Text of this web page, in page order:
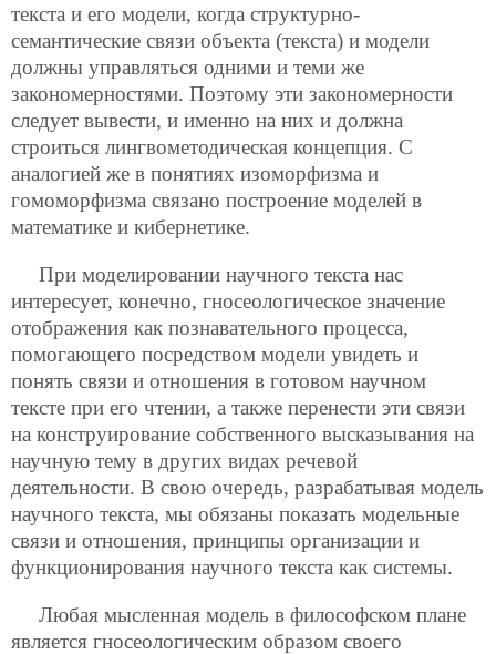
текста и его модели, когда структурно-
семантические связи объекта (текста) и модели
должны управляться одними и теми же
закономерностями. Поэтому эти закономерности
следует вывести, и именно на них и должна
строиться лингвометодическая концепция. С
аналогией же в понятиях изоморфизма и
гомоморфизма связано построение моделей в
математике и кибернетике.
При моделировании научного текста нас
интересует, конечно, гносеологическое значение
отображения как познавательного процесса,
помогающего посредством модели увидеть и
понять связи и отношения в готовом научном
тексте при его чтении, а также перенести эти связи
на конструирование собственного высказывания на
научную тему в других видах речевой
деятельности. В свою очередь, разрабатывая модель
научного текста, мы обязаны показать модельные
связи и отношения, принципы организации и
функционирования научного текста как системы.
Любая мысленная модель в философском плане
является гносеологическим образом своего